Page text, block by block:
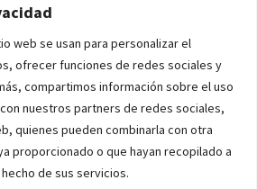
web se usan para personalizar el
ofrecer funciones de redes sociales y
compartimos información sobre el uso
nuestros partners de redes sociales,
quienes pueden combinarla con otra
proporcionado o que hayan recopilado a
de sus servicios.
Madrid
Clinica Dental en el Barrio de Salamanca | Todos